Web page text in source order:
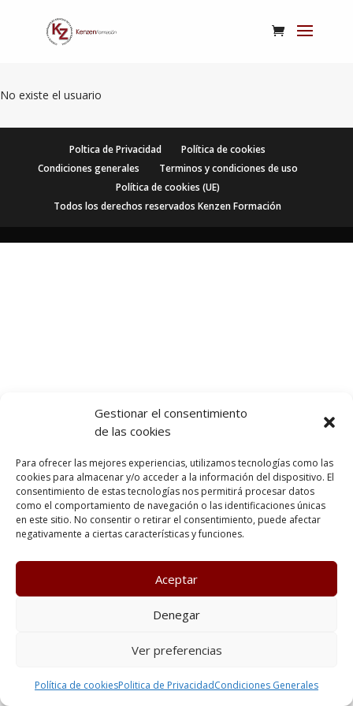
Gestionar el consentimiento
de las cookies
Para ofrecer las mejores experiencias, utilizamos tecnologías como las
cookies para almacenar y/o acceder a la información del dispositivo. El
consentimiento de estas tecnologías nos permitirá procesar datos
como el comportamiento de navegación o las identificaciones únicas
en este sitio. No consentir o retirar el consentimiento, puede afectar
negativamente a ciertas características y funciones.
Aceptar
Denegar
Ver preferencias
Política de cookiesPolitica de PrivacidadCondiciones Generales
No existe el usuario
Poltica de Privacidad
Política de cookies
Condiciones generales
Terminos y condiciones de uso
Política de cookies (UE)
Todos los derechos reservados Kenzen Formación